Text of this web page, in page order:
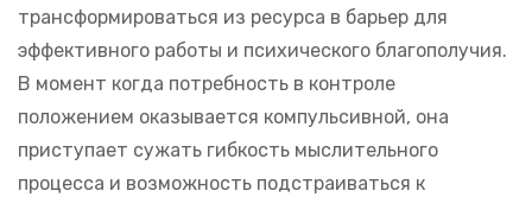
трансформироваться из ресурса в барьер для
эффективного работы и психического благополучия.
В момент когда потребность в контроле
положением оказывается компульсивной, она
приступает сужать гибкость мыслительного
процесса и возможность подстраиваться к